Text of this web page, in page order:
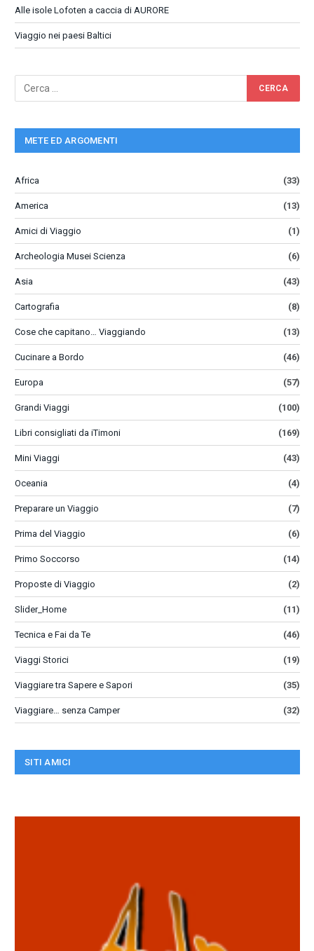
Alle isole Lofoten a caccia di AURORE
Viaggio nei paesi Baltici
METE ED ARGOMENTI
Africa (33)
America (13)
Amici di Viaggio (1)
Archeologia Musei Scienza (6)
Asia (43)
Cartografia (8)
Cose che capitano… Viaggiando (13)
Cucinare a Bordo (46)
Europa (57)
Grandi Viaggi (100)
Libri consigliati da iTimoni (169)
Mini Viaggi (43)
Oceania (4)
Preparare un Viaggio (7)
Prima del Viaggio (6)
Primo Soccorso (14)
Proposte di Viaggio (2)
Slider_Home (11)
Tecnica e Fai da Te (46)
Viaggi Storici (19)
Viaggiare tra Sapere e Sapori (35)
Viaggiare… senza Camper (32)
SITI AMICI